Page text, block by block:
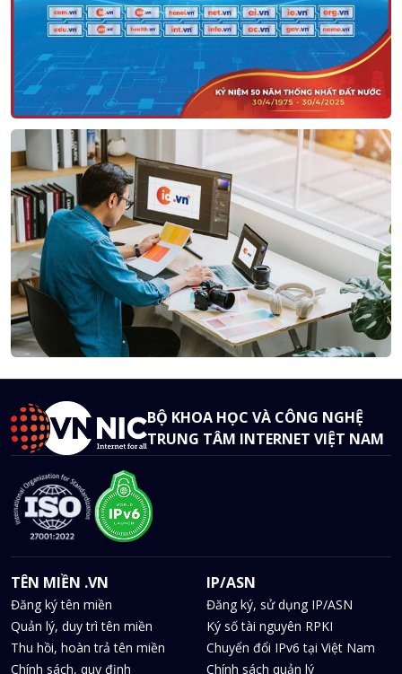
BỘ KHOA HỌC VÀ CÔNG NGHỆ
TRUNG TÂM INTERNET VIỆT NAM
TÊN MIỀN .VN
Đăng ký tên miền
Quản lý, duy trì tên miền
Thu hồi, hoàn trả tên miền
Chính sách, quy định
IP/ASN
Đăng ký, sử dụng IP/ASN
Ký số tài nguyên RPKI
Chuyển đổi IPv6 tại Việt Nam
Chính sách quản lý